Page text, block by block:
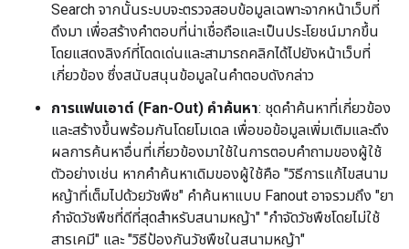
Search จากนั้นระบบจะตรวจสอบข้อมูลเฉพาะจากหน้าเว็บที่
ดึงมา เพื่อสร้างคำตอบที่น่าเชื่อถือและเป็นประโยชน์มากขึ้น
โดยแสดงลิงก์ที่โดดเด่นและสามารถคลิกได้ไปยังหน้าเว็บที่
เกี่ยวข้อง ซึ่งสนับสนุนข้อมูลในคำตอบดังกล่าว
การแฟนเอาต์ (Fan-Out) คำค้นหา: ชุดคำค้นหาที่เกี่ยวข้อง
และสร้างขึ้นพร้อมกันโดยโมเดล เพื่อขอข้อมูลเพิ่มเติมและดึง
ผลการค้นหาอื่นที่เกี่ยวข้องมาใช้ในการตอบคำถามของผู้ใช้
ตัวอย่างเช่น หากคำค้นหาเดิมของผู้ใช้คือ "วิธีการแก้ไขสนาม
หญ้าที่เต็มไปด้วยวัชพืช" คำค้นหาแบบ Fanout อาจรวมถึง "ยา
กำจัดวัชพืชที่ดีที่สุดสำหรับสนามหญ้า" "กำจัดวัชพืชโดยไม่ใช้
สารเคมี" และ "วิธีป้องกันวัชพืชในสนามหญ้า"